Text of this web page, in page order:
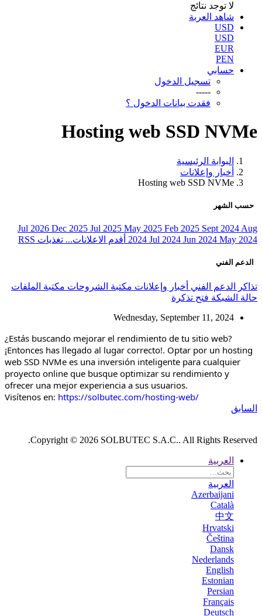
لا توجد نتائج
شاهد العربة
USD
USD
EUR
PEN
حسابي
تسجيل الدخول
-----
فقدت بيانات الدخول ؟
Hosting web SSD NVMe
البوابة الرئيسية
أخبار وإعلانات
Hosting web SSD NVMe
حسب الشهر
Jul 2026 Dec 2025 Jul 2025 May 2025 Feb 2025 Sept 2024 Aug
2024 Jul 2024 Jun 2024 May 2024 أقدم الاعلانات... تغذيات RSS
الدعم الفني
تذاكر الدعم الفني أخبار وإعلانات مكتبة الشروحات مكتبة الملفات
حالة الشبكة فتح تذكرة
Wednesday, September 11, 2024
¿Estás buscando mejorar el rendimiento de tu sitio web?
¡Entonces has llegado al lugar correcto!. Optar por un hosting
web SSD NVMe es una inversión inteligente para cualquier
proyecto online que busque optimizar su rendimiento y
ofrecer una mejor experiencia a sus usuarios.
Visítenos en: https://solbutec.com/hosting-web/
السابق
Copyright © 2026 SOLBUTEC S.A.C.. All Rights Reserved.
العربية
العربية
Azerbaijani
Català
中文
Hrvatski
Čeština
Dansk
Nederlands
English
Estonian
Persian
Français
Deutsch